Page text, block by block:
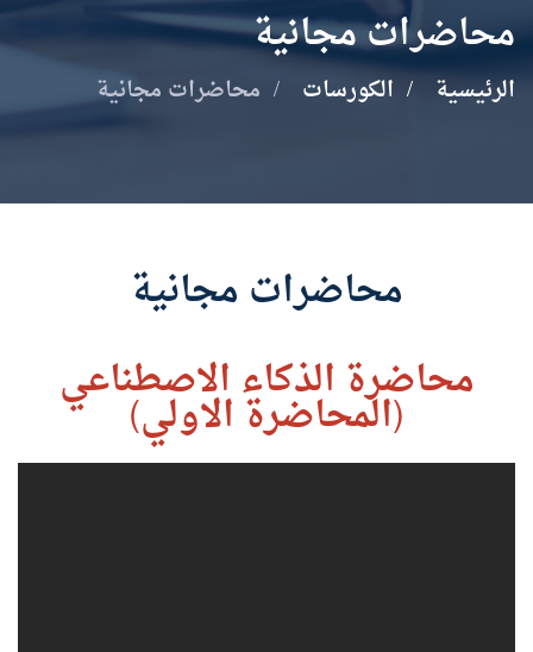
محاضرات مجانية
الرئيسية الكورسات محاضرات مجانية
محاضرات مجانية
محاضرة الذكاء الاصطناعي
(المحاضرة الاولي)